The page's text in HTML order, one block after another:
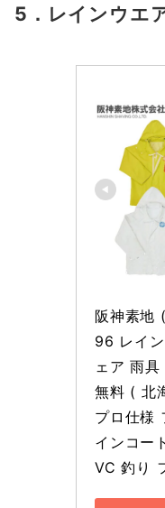
5．レインウエ
阪神素地
96 レイ
ェア 雨
無料 ( 北
プロ仕様
インコー
VC 釣り